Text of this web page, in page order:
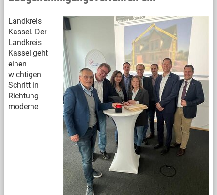
Landkreis
Kassel. Der
Landkreis
Kassel geht
einen
wichtigen
Schritt in
Richtung
moderne